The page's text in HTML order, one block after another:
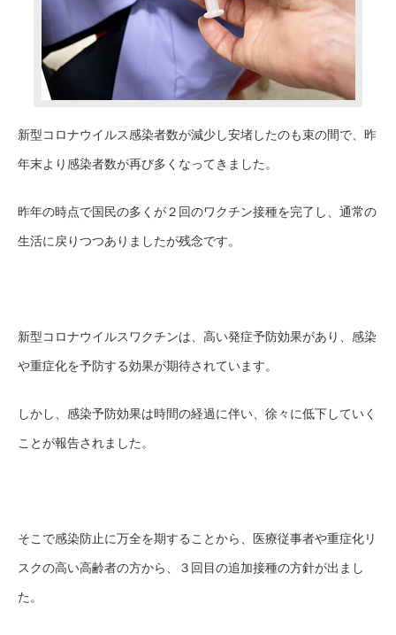
新型コロナウイルス感染者数が減少し安堵したのも束の間で、昨
年末より感染者数が再び多くなってきました。
昨年の時点で国民の多くが２回のワクチン接種を完了し、通常の
生活に戻りつつありましたが残念です。
新型コロナウイルスワクチンは、高い発症予防効果があり、感染
や重症化を予防する効果が期待されています。
しかし、感染予防効果は時間の経過に伴い、徐々に低下していく
ことが報告されました。
そこで感染防止に万全を期することから、医療従事者や重症化リ
スクの高い高齢者の方から、３回目の追加接種の方針が出まし
た。